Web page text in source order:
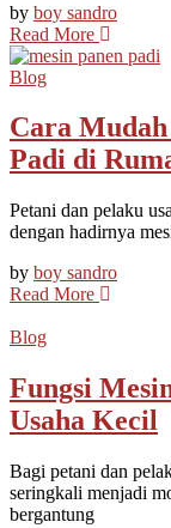
by boy sandro
Read More
Blog
Cara
Padi di
Petani dan pelaku
dengan hadirnya
by boy sandro
Read More
Blog
Fungsi
Usaha Kecil
Bagi petani dan
seringkali menjadi
bergantung